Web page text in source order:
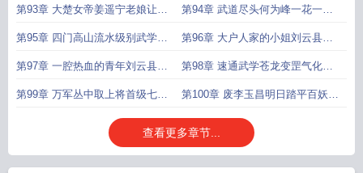
年气运安阳世子死 是话本故事
第93章 大楚女帝姜遥宁老娘让你
嘎嘎乱杀你就这么杀是吧
第94章 武道尽头何为峰一花一叶
皆神通武学百科全书魏武圣
第95章 四门高山流水级别武学实
力再次暴涨金刚芭比打上门
第96章 大户人家的小姐刘云县妖
潮之乱
第97章 一腔热血的青年刘云县之
危一戟破山河
第98章 速通武学苍龙变罡气化形
宗师之境再升七杀追魂箭
第99章 万军丛中取上将首级七杀 第100章 废李玉昌明日踏平百妖山
提升龙象般若功
查看更多章节...